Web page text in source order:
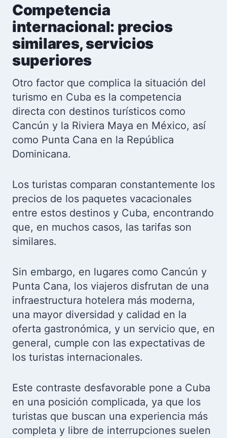
Competencia
internacional: precios
similares, servicios
superiores
Otro factor que complica la situación del
turismo en Cuba es la competencia
directa con destinos turísticos como
Cancún y la Riviera Maya en México, así
como Punta Cana en la República
Dominicana.
Los turistas comparan constantemente los
precios de los paquetes vacacionales
entre estos destinos y Cuba, encontrando
que, en muchos casos, las tarifas son
similares.
Sin embargo, en lugares como Cancún y
Punta Cana, los viajeros disfrutan de una
infraestructura hotelera más moderna,
una mayor diversidad y calidad en la
oferta gastronómica, y un servicio que, en
general, cumple con las expectativas de
los turistas internacionales.
Este contraste desfavorable pone a Cuba
en una posición complicada, ya que los
turistas que buscan una experiencia más
completa y libre de interrupciones suelen